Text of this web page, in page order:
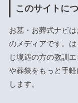
このサイトに
お墓・お葬式ナビ
のメディアです。
じ境遇の方の教訓
や葬祭をもっと手
します。